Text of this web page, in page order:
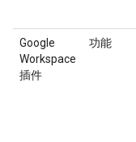
Google
Workspace
插件
功能